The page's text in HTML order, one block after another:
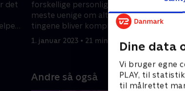
Dine data
Vi bruger egne
PLAY, til
til målrettet
det
forskellige personligheder er for det
meste uenige om alt, men når
tingene bliver komplicerede, hjælper
de hinanden ud af problemer.
1. januar 2023 • 21 min
Andre så også